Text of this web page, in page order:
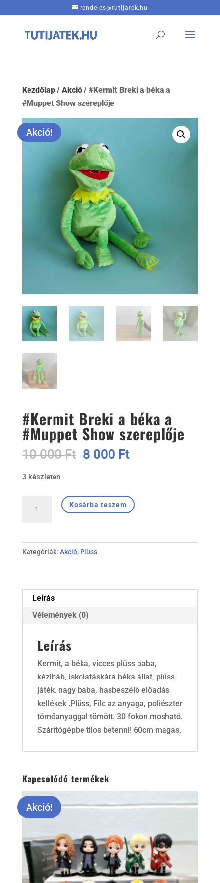
rendeles@tutijatek.hu
Kezdőlap/ Akció/ #Kermit Breki a béka a
#Muppet Show szereplője
Akció!
#Kermit Breki a béka a
#Muppet Show szereplője
10 000Ft Original
10
000 Ft.
8 000 FtCurrent
8
000 Ft.
3 készleten
béka
a
szereplője
mennyiség
Kosárba teszem
Kategóriák: Akció, Plüss
Leírás
Vélemények (0)
Leírás
Kermit, a béka, vicces plüss baba,
kézibáb, iskolatáskára béka állat, plüss
játék, nagy baba, hasbeszélő előadás
kellékek .Plüss, Filc az anyaga, poliészter
tömőanyaggal tömött. 30 fokon mosható.
Szárítógépbe tilos betenni! 60cm magas.
Kapcsolódó termékek
Akció!